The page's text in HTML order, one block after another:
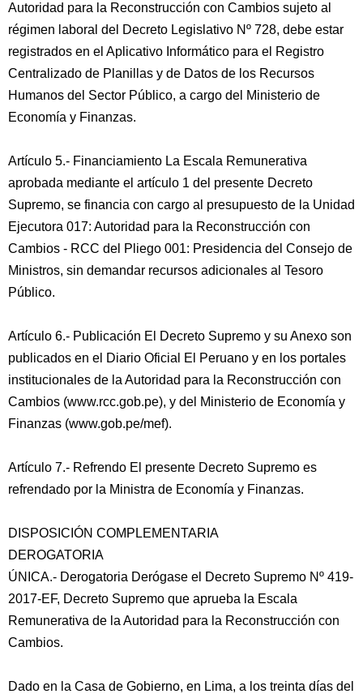
Autoridad para la Reconstrucción con Cambios sujeto al
régimen laboral del Decreto Legislativo Nº 728, debe estar
registrados en el Aplicativo Informático para el Registro
Centralizado de Planillas y de Datos de los Recursos
Humanos del Sector Público, a cargo del Ministerio de
Economía y Finanzas.
Artículo 5.- Financiamiento La Escala Remunerativa
aprobada mediante el artículo 1 del presente Decreto
Supremo, se financia con cargo al presupuesto de la Unidad
Ejecutora 017: Autoridad para la Reconstrucción con
Cambios - RCC del Pliego 001: Presidencia del Consejo de
Ministros, sin demandar recursos adicionales al Tesoro
Público.
Artículo 6.- Publicación El Decreto Supremo y su Anexo son
publicados en el Diario Oficial El Peruano y en los portales
institucionales de la Autoridad para la Reconstrucción con
Cambios (www.rcc.gob.pe), y del Ministerio de Economía y
Finanzas (www.gob.pe/mef).
Artículo 7.- Refrendo El presente Decreto Supremo es
refrendado por la Ministra de Economía y Finanzas.
DISPOSICIÓN COMPLEMENTARIA
DEROGATORIA
ÚNICA.- Derogatoria Derógase el Decreto Supremo Nº 419-
2017-EF, Decreto Supremo que aprueba la Escala
Remunerativa de la Autoridad para la Reconstrucción con
Cambios.
Dado en la Casa de Gobierno, en Lima, a los treinta días del